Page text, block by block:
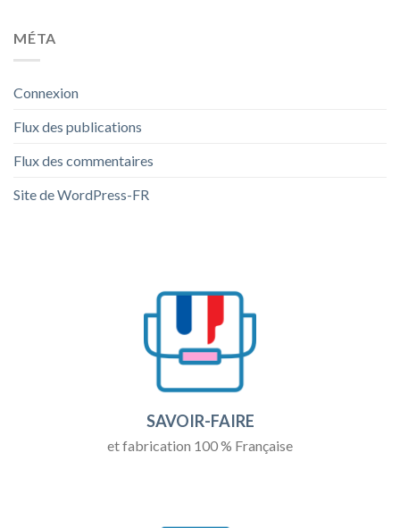
MÉTA
Connexion
Flux des publications
Flux des commentaires
Site de WordPress-FR
SAVOIR-FAIRE
et fabrication 100 % Française